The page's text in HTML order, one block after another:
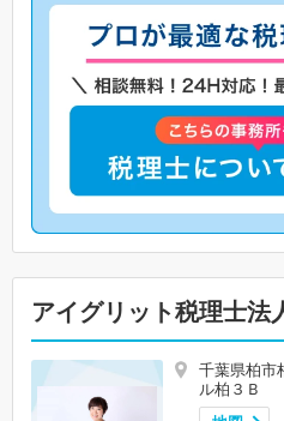
アイグリット税理士法
千葉県柏市
ル柏３Ｂ